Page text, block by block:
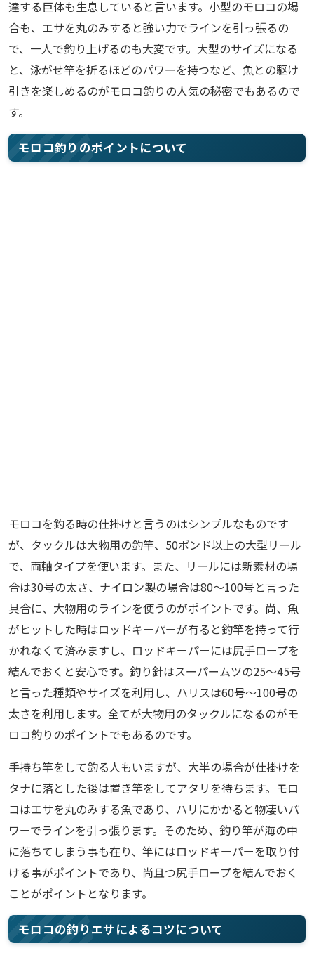
達する巨体も生息していると言います。小型のモロコの場
合も、エサを丸のみすると強い力でラインを引っ張るの
で、一人で釣り上げるのも大変です。大型のサイズになる
と、泳がせ竿を折るほどのパワーを持つなど、魚との駆け
引きを楽しめるのがモロコ釣りの人気の秘密でもあるので
す。
モロコ釣りのポイントについて
モロコを釣る時の仕掛けと言うのはシンプルなものです
が、タックルは大物用の釣竿、50ポンド以上の大型リール
で、両軸タイプを使います。また、リールには新素材の場
合は30号の太さ、ナイロン製の場合は80～100号と言った
具合に、大物用のラインを使うのがポイントです。尚、魚
がヒットした時はロッドキーパーが有ると釣竿を持って行
かれなくて済みますし、ロッドキーパーには尻手ロープを
結んでおくと安心です。釣り針はスーパームツの25～45号
と言った種類やサイズを利用し、ハリスは60号～100号の
太さを利用します。全てが大物用のタックルになるのがモ
ロコ釣りのポイントでもあるのです。
手持ち竿をして釣る人もいますが、大半の場合が仕掛けを
タナに落とした後は置き竿をしてアタリを待ちます。モロ
コはエサを丸のみする魚であり、ハリにかかると物凄いパ
ワーでラインを引っ張ります。そのため、釣り竿が海の中
に落ちてしまう事も在り、竿にはロッドキーパーを取り付
ける事がポイントであり、尚且つ尻手ロープを結んでおく
ことがポイントとなります。
モロコの釣りエサによるコツについて